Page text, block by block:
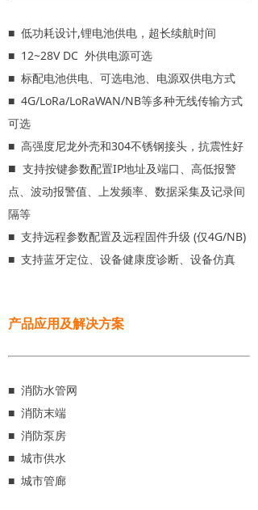
■ 低功耗设计,锂电池供电，超长续航时间
■ 12~28V DC 外供电源可选
■ 标配电池供电、可选电池、电源双供电方式
■ 4G/LoRa/LoRaWAN/NB等多种无线传输方式
可选
■ 高强度尼龙外壳和304不锈钢接头，抗震性好
■ 支持按键参数配置IP地址及端口、高低报警
点、波动报警值、上发频率、数据采集及记录间
隔等
■ 支持远程参数配置及远程固件升级 (仅4G/NB)
■ 支持蓝牙定位、设备健康度诊断、设备仿真
产品应用及解决方案
■ 消防水管网
■ 消防末端
■ 消防泵房
■ 城市供水
■ 城市管廊